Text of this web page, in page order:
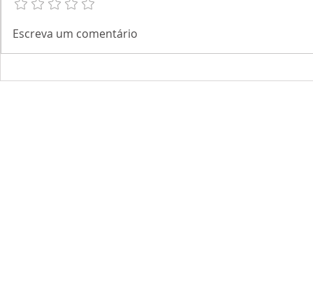
Escreva um comentário